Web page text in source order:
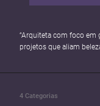
“Arquiteta com foco em
projetos que aliam
4 Categorias